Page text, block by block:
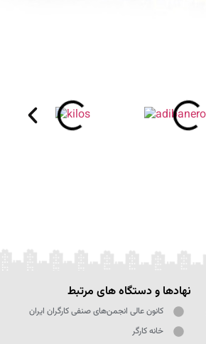
نهادها و دستگاه های مرتبط
کانون عالی انجمن‌های صنفی کارگران ایران
خانه کارگر